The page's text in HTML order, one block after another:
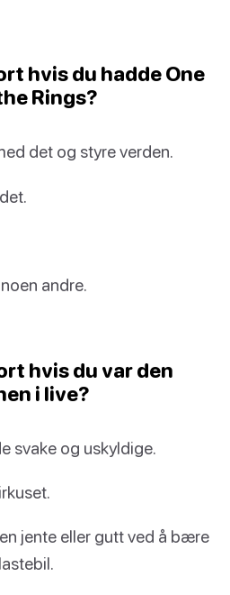
hvis du hadde One
Rings?
det og styre verden.
andre.
hvis du var den
i live?
svake og uskyldige.
jente eller gutt ved å bære